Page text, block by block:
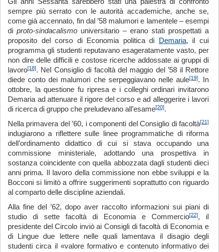
sempre più serrato con le autorità accademiche, anche se,
come già accennato, fin dal ’58 malumori e lamentele – esempi
di proto-sindacalismo universitario – erano stati prospettati a
proposito del corso di Economia politica di
Demaria, il cui
programma gli studenti reputavano esageratamente vasto, per
non dire delle difficili e costose ricerche addossate ai gruppi di
lavoro[18]. Nel Consiglio di facoltà del maggio del ’58 il Rettore
diede conto dei malumori che serpeggiavano nelle aule[19]. In
ottobre, la questione fu ripresa e i colleghi ordinari invitarono
Demaria ad attenuare il rigore del corso e ad alleggerire i lavori
di ricerca di gruppo che preludevano all’esame[20].
Nella primavera del ’60, i componenti del Consiglio di facoltà[21]
indugiarono a riflettere sulle linee programmatiche di riforma
dell’ordinamento didattico di cui si stava occupando una
commissione ministeriale, adottando una prospettiva in
sostanza coincidente con quella abbozzata dagli studenti dieci
anni prima. Il lavoro della commissione non ebbe sviluppi e la
Bocconi si limitò a offrire suggerimenti soprattutto con riguardo
al comparto delle discipline aziendali.
Alla fine del ’62, dopo aver raccolto informazioni sui piani di
studio di sette facoltà di Economia e Commercio[22], il
presidente del Circolo inviò ai Consigli di facoltà di Economia e
di Lingue due lettere nelle quali lamentava il disagio degli
studenti circa il «valore formativo e contenuto informativo dei